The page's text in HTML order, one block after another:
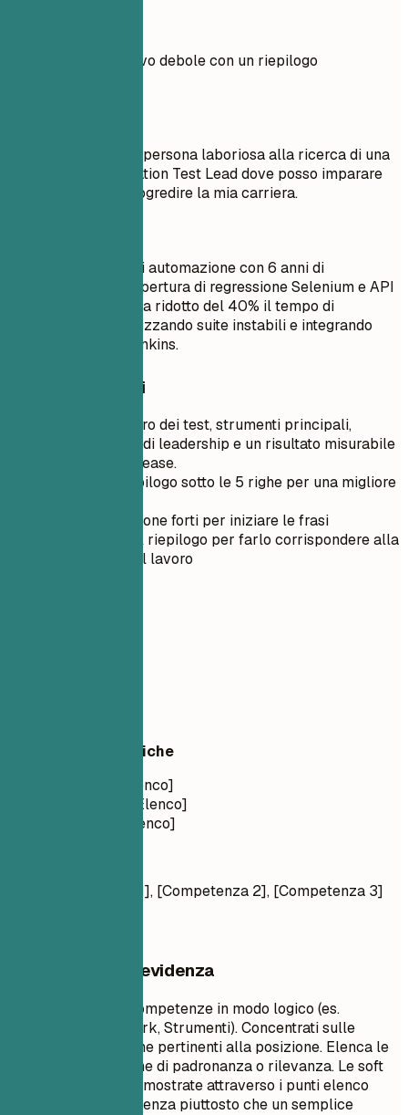
Confronta un obiettivo debole con un riepilogo
Obiettivo: Sono una persona laboriosa alla ricerca di una
posizione di Automation Test Lead dove posso imparare
cose nuove e far progredire la mia carriera.
Responsabile test di automazione con 6 anni di
esperienza nella copertura di regressione Selenium e API
per prodotti SaaS. Ha ridotto del 40% il tempo di
regressione refattorizzando suite instabili e integrando
controlli critici in Jenkins.
Consigli rapidi
Indica perimetro dei test, strumenti principali,
responsabilità di leadership e un risultato misurabile
su qualità o release.
Mantieni il riepilogo sotto le 5 righe per una migliore
Usa verbi d'azione forti per iniziare le frasi
Personalizza il riepilogo per farlo corrispondere alla
descrizione del lavoro
Competenze Tecniche
Linguaggi: [Elenco]
Framework: [Elenco]
Strumenti: [Elenco]
[Competenza 1], [Competenza 2], [Competenza 3]
Cosa mettere in evidenza
Raggruppa le tue competenze in modo logico (es.
Linguaggi, Framework, Strumenti). Concentrati sulle
competenze tecniche pertinenti alla posizione. Elenca le
competenze in ordine di padronanza o rilevanza. Le soft
skills sono meglio dimostrate attraverso i punti elenco
nella sezione esperienza piuttosto che un semplice